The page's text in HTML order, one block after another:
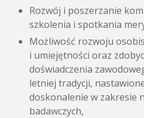
Rozwój i poszerzanie
szkolenia i spotkania
Możliwość rozwoju
i umiejętności oraz
doświadczenia
letniej tradycji,
doskonalenie w zakresie
badawczych,